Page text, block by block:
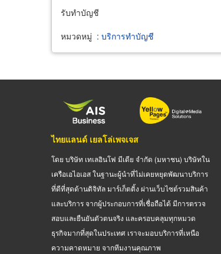
รับทำบัญชี
หมวดหมู่ : บริการทำบัญชี
ไทยแลนด์ เยลโล่เพจเจส
โดย บริษัท เทเลอินโฟ มีเดีย จำกัด (มหาชน) บริษัทใน
เครือเอไอเอส ในฐานะผู้นำที่ไม่เคยหยุดพัฒนาบริการ
ที่ดีที่สุดด้านดิจิทัล มาร์เก็ตติ้ง ผ่านเว็บไซต์รวมสินค้า
และบริการ จากผู้ประกอบการที่เชื่อถือได้ มีการตรวจ
สอบและยืนยันตัวตนจริง และครอบคลุมทุกหมวด
ธุรกิจมากที่สุดในประเทศ เราจะมอบบริการที่เหนือ
ความคาดหมาย จากทีมงานคุณภาพ